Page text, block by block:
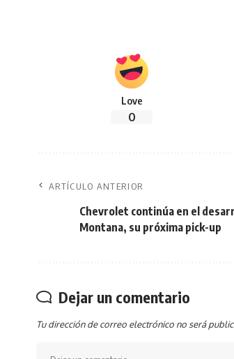
Love
0
ARTÍCULO ANTERIOR
Chevrolet continúa en el
Montana, su próxima pick-up
Dejar un comentario
Tu dirección de correo electrónico no será